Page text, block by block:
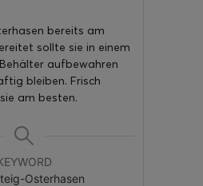
bereits am
sollte sie in einem
aufbewahren
bleiben. Frisch
am besten.
Osterhasen